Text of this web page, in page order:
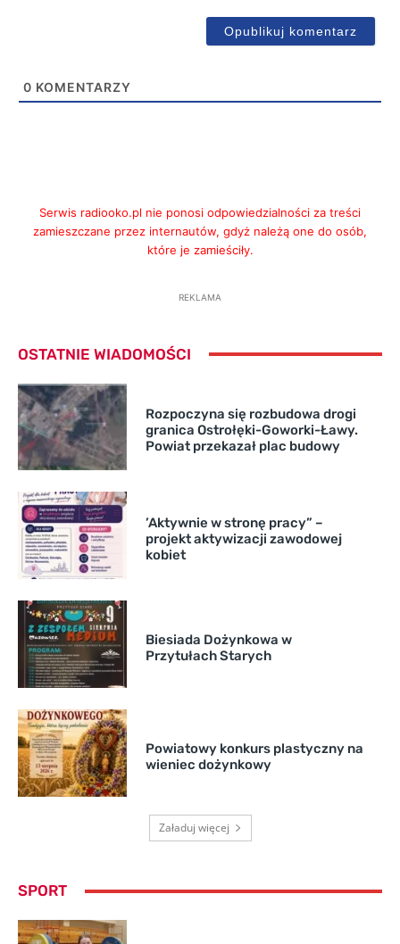
0 KOMENTARZY
Serwis radiooko.pl nie ponosi odpowiedzialności za treści
zamieszczane przez internautów, gdyż należą one do osób,
które je zamieściły.
REKLAMA
OSTATNIE WIADOMOŚCI
Rozpoczyna się rozbudowa drogi
granica Ostrołęki-Goworki-Ławy.
Powiat przekazał plac budowy
’Aktywnie w stronę pracy” –
projekt aktywizacji zawodowej
kobiet
Biesiada Dożynkowa w
Przytułach Starych
Powiatowy konkurs plastyczny na
wieniec dożynkowy
Załaduj więcej
SPORT